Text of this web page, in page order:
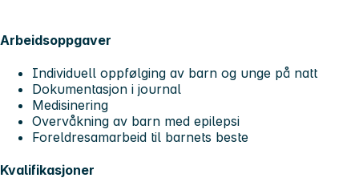
Arbeidsoppgaver
Individuell oppfølging av barn og unge på natt
Dokumentasjon i journal
Medisinering
Overvåkning av barn med epilepsi
Foreldresamarbeid til barnets beste
Kvalifikasjoner